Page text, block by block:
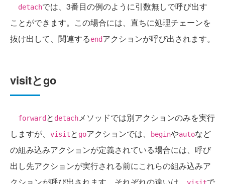
detachでは、3番目の例のように引数無しで呼び出す
ことができます。この場合には、直ちに処理チェーンを
抜け出して、関連するendアクションが呼び出されます。
visitとgo
forward と detachメソッドでは別アクションのみを実行
しますが、
visitと goアクションでは、 beginやautoなど
の組み込みアクションが定義されている場合には、呼び
出し先アクションが実行される前にこれらの組み込みア